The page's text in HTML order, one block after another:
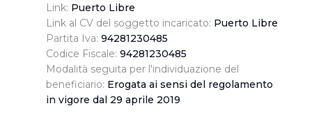
Link: Puerto Libre
Link al CV del soggetto incaricato: Puerto Libre
Partita Iva: 94281230485
Codice Fiscale: 94281230485
Modalità seguita per l'individuazione del
beneficiario: Erogata ai sensi del regolamento
in vigore dal 29 aprile 2019